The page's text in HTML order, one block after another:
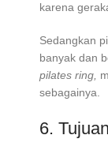
karena
Sedangkan
banyak dan
pilates ring,
sebagainya.
6.